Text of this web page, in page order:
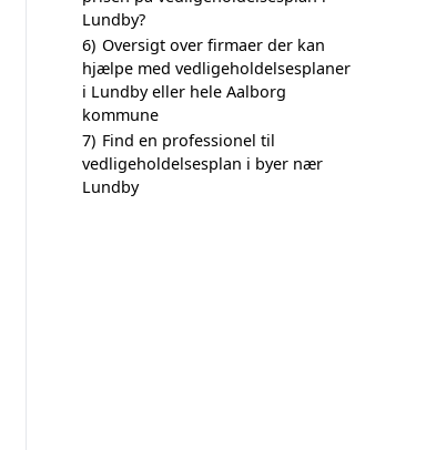
Lundby?
6) Oversigt over firmaer der kan
hjælpe med vedligeholdelsesplaner
i Lundby eller hele Aalborg
kommune
7) Find en professionel til
vedligeholdelsesplan i byer nær
Lundby